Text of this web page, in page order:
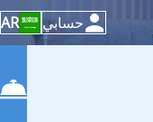
حسابي AR